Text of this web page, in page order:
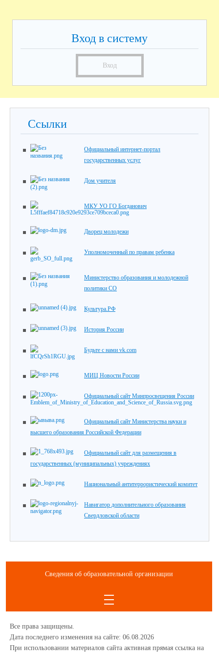
Вход в систему
Вход
Ссылки
Официальный интернет-портал
государственных услуг
Дом учителя
МКУ УО ГО Богданович
Дворец молодежи
Уполномоченный по правам ребенка
Министерство образования и молодежной
политики СО
Культура.РФ
История России
Будьте с нами vk.com
МИЦ Новости России
Официальный сайт Минпросвещения России
Официальный сайт Министерства науки и
высшего образования Российской Федерации
Официальный сайт для размещения в
государственных (муниципальных) учреждениях
Национальный антитеррористический комитет
Навигатор дополнительного образования
Свердловской области
Сведения об образовательной организации
Все права защищены.
Дата последнего изменения на сайте: 06.08.2026
При использовании материалов сайта активная прямая ссылка на